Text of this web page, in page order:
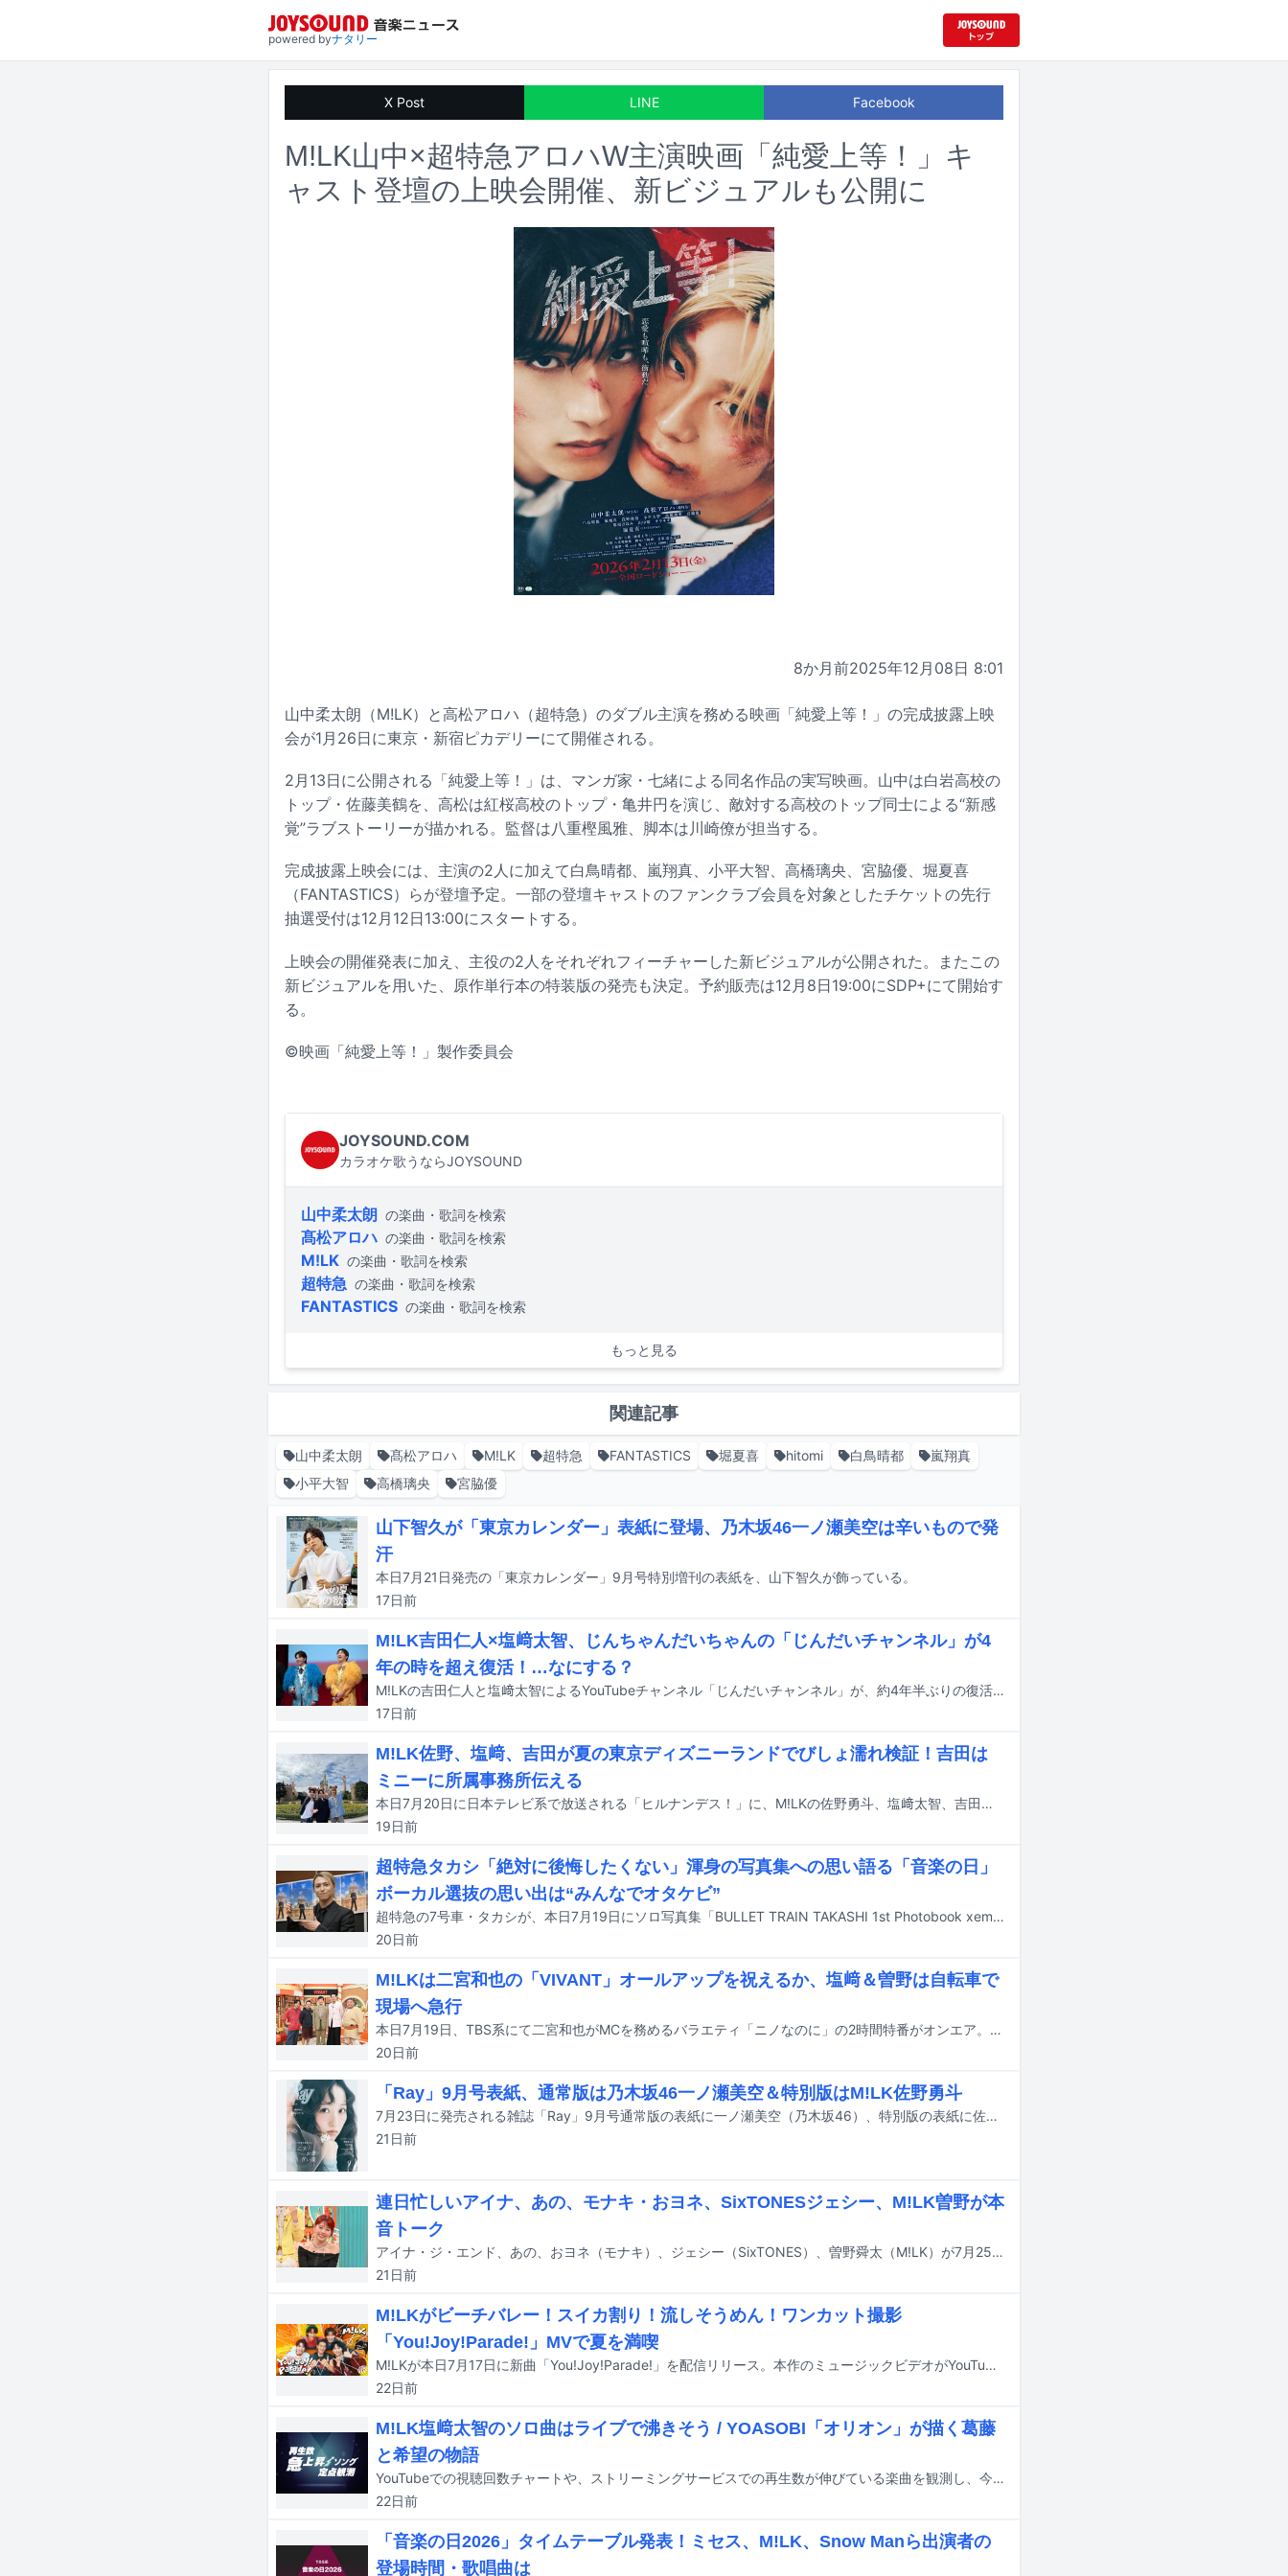
powered byナタリー
X Post LINE Facebook
M!LK山中×超特急アロハW主演映画「純愛上等！」キ
ャスト登壇の上映会開催、新ビジュアルも公開に
8か月前2025年12月08日 8:01
山中柔太朗（M!LK）と高松アロハ（超特急）のダブル主演を務める映画「純愛上等！」の完成披露上映
会が1月26日に東京・新宿ピカデリーにて開催される。
2月13日に公開される「純愛上等！」は、マンガ家・七緒による同名作品の実写映画。山中は白岩高校の
トップ・佐藤美鶴を、高松は紅桜高校のトップ・亀井円を演じ、敵対する高校のトップ同士による“新感
覚”ラブストーリーが描かれる。監督は八重樫風雅、脚本は川崎僚が担当する。
完成披露上映会には、主演の2人に加えて白鳥晴都、嵐翔真、小平大智、高橋璃央、宮脇優、堀夏喜
（FANTASTICS）らが登壇予定。一部の登壇キャストのファンクラブ会員を対象としたチケットの先行
抽選受付は12月12日13:00にスタートする。
上映会の開催発表に加え、主役の2人をそれぞれフィーチャーした新ビジュアルが公開された。またこの
新ビジュアルを用いた、原作単行本の特装版の発売も決定。予約販売は12月8日19:00にSDP+にて開始す
る。
©映画「純愛上等！」製作委員会
JOYSOUND.COM
カラオケ歌うならJOYSOUND
山中柔太朗 の楽曲・歌詞を検索
髙松アロハ の楽曲・歌詞を検索
M!LK の楽曲・歌詞を検索
超特急 の楽曲・歌詞を検索
FANTASTICS の楽曲・歌詞を検索
もっと見る
関連記事
山中柔太朗 髙松アロハ M!LK 超特急 FANTASTICS 堀夏喜 hitomi 白鳥晴都
嵐翔真
小平大智
高橋璃央 宮脇優
山下智久が「東京カレンダー」表紙に登場、乃木坂46一ノ瀬美空は辛いもので発
汗
本日7月21日発売の「東京カレンダー」9月号特別増刊の表紙を、山下智久が飾っている。
17日前
M!LK吉田仁人×塩﨑太智、じんちゃんだいちゃんの「じんだいチャンネル」が4
年の時を超え復活！…なにする？
M!LKの吉田仁人と塩﨑太智によるYouTubeチャンネル「じんだいチャンネル」が、約4年半ぶりの復活を遂げた。
17日前
M!LK佐野、塩﨑、吉田が夏の東京ディズニーランドでびしょ濡れ検証！吉田は
ミニーに所属事務所伝える
本日7月20日に日本テレビ系で放送される「ヒルナンデス！」に、M!LKの佐野勇斗、塩﨑太智、吉田仁人がVTR出演する。
19日前
超特急タカシ「絶対に後悔したくない」渾身の写真集への思い語る「音楽の日」
ボーカル選抜の思い出は“みんなでオタケビ”
超特急の7号車・タカシが、本日7月19日にソロ写真集「BULLET TRAIN TAKASHI 1st Photobook xemx」の発売記念イベントを東京都内で開催した。
20日前
M!LKは二宮和也の「VIVANT」オールアップを祝えるか、塩﨑＆曽野は自転車で
現場へ急行
本日7月19日、TBS系にて二宮和也がMCを務めるバラエティ「ニノなのに」の2時間特番がオンエア。M!LK、稲葉通陽（B&ZAI）らが出演する。
20日前
「Ray」9月号表紙、通常版は乃木坂46一ノ瀬美空＆特別版はM!LK佐野勇斗
7月23日に発売される雑誌「Ray」9月号通常版の表紙に一ノ瀬美空（乃木坂46）、特別版の表紙に佐野勇斗（M!LK）が登場する。
21日前
連日忙しいアイナ、あの、モナキ・おヨネ、SixTONESジェシー、M!LK曽野が本
音トーク
アイナ・ジ・エンド、あの、おヨネ（モナキ）、ジェシー（SixTONES）、曽野舜太（M!LK）が7月25日にTBS系で放送される番組「トーキング千鳥！」に出演する。
21日前
M!LKがビーチバレー！スイカ割り！流しそうめん！ワンカット撮影
「You!Joy!Parade!」MVで夏を満喫
M!LKが本日7月17日に新曲「You!Joy!Parade!」を配信リリース。本作のミュージックビデオがYouTubeにて公開された。
22日前
M!LK塩﨑太智のソロ曲はライブで沸きそう / YOASOBI「オリオン」が描く葛藤
と希望の物語
YouTubeでの視聴回数チャートや、ストリーミングサービスでの再生数が伸びている楽曲を観測し、今何が注目されているのかを解説する週イチ連載「再生数急上昇ソング定点観測」。今週はYouTubeで7月3日から7月9日にかけて集計されたミュージックビデオランキングの中から要注目トピックをピックアップします。
22日前
「音楽の日2026」タイムテーブル発表！ミセス、M!LK、Snow Manら出演者の
登場時間・歌唱曲は